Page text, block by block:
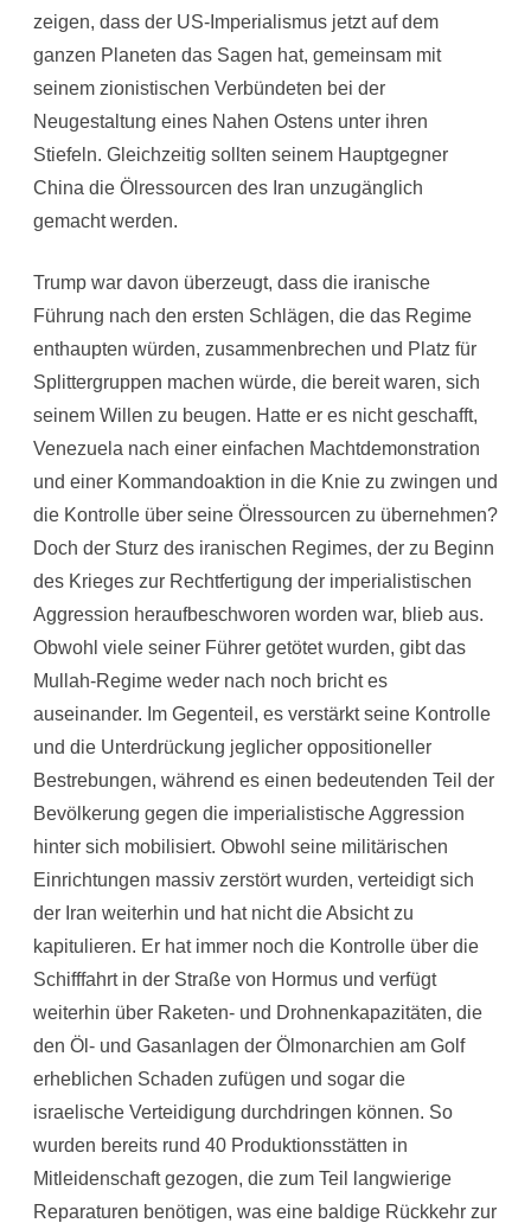
zeigen, dass der US-Imperialismus jetzt auf dem
ganzen Planeten das Sagen hat, gemeinsam mit
seinem zionistischen Verbündeten bei der
Neugestaltung eines Nahen Ostens unter ihren
Stiefeln. Gleichzeitig sollten seinem Hauptgegner
China die Ölressourcen des Iran unzugänglich
gemacht werden.
Trump war davon überzeugt, dass die iranische
Führung nach den ersten Schlägen, die das Regime
enthaupten würden, zusammenbrechen und Platz für
Splittergruppen machen würde, die bereit waren, sich
seinem Willen zu beugen. Hatte er es nicht geschafft,
Venezuela nach einer einfachen Machtdemonstration
und einer Kommandoaktion in die Knie zu zwingen und
die Kontrolle über seine Ölressourcen zu übernehmen?
Doch der Sturz des iranischen Regimes, der zu Beginn
des Krieges zur Rechtfertigung der imperialistischen
Aggression heraufbeschworen worden war, blieb aus.
Obwohl viele seiner Führer getötet wurden, gibt das
Mullah-Regime weder nach noch bricht es
auseinander. Im Gegenteil, es verstärkt seine Kontrolle
und die Unterdrückung jeglicher oppositioneller
Bestrebungen, während es einen bedeutenden Teil der
Bevölkerung gegen die imperialistische Aggression
hinter sich mobilisiert. Obwohl seine militärischen
Einrichtungen massiv zerstört wurden, verteidigt sich
der Iran weiterhin und hat nicht die Absicht zu
kapitulieren. Er hat immer noch die Kontrolle über die
Schifffahrt in der Straße von Hormus und verfügt
weiterhin über Raketen- und Drohnenkapazitäten, die
den Öl- und Gasanlagen der Ölmonarchien am Golf
erheblichen Schaden zufügen und sogar die
israelische Verteidigung durchdringen können. So
wurden bereits rund 40 Produktionsstätten in
Mitleidenschaft gezogen, die zum Teil langwierige
Reparaturen benötigen, was eine baldige Rückkehr zur